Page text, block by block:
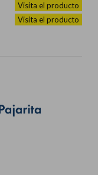
Visita el producto
Visita el producto